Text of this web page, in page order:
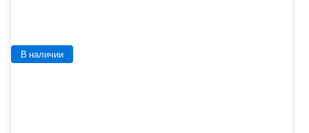
В наличии